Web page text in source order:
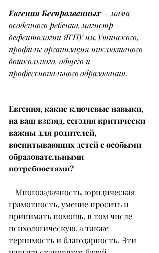
Евгения Беспрозванных – мама
особенного ребенка, магистр
дефектологии ЯГПУ им.Ушинского,
профиль: организация инклюзивного
дошкольного, общего и
профессионального образования.
Евгения, какие ключевые навыки,
на ваш взгляд, сегодня критически
важны для родителей,
воспитывающих детей с особыми
образовательными
потребностями?
– Многозадачность, юридическая
грамотность, умение просить и
принимать помощь, в том числе
психологическую, а также
терпимость и благодарность. Эти